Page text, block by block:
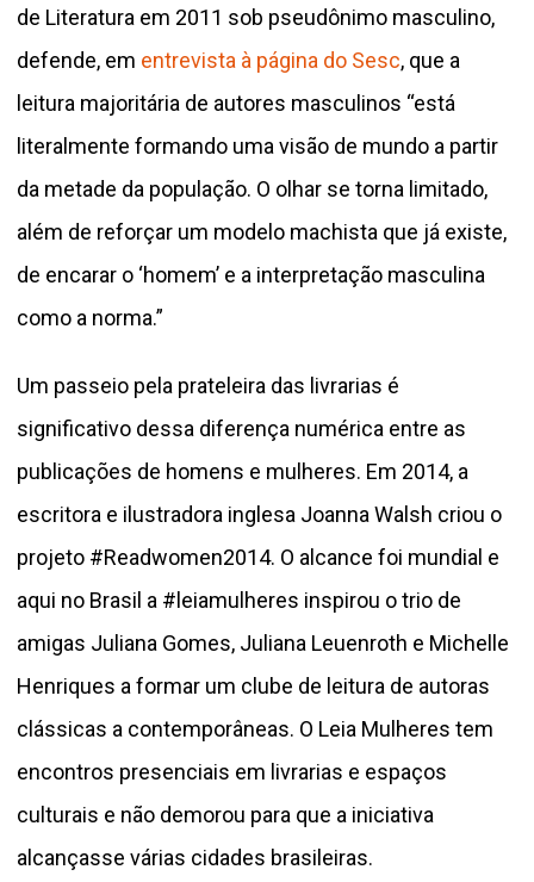
de Literatura em 2011 sob pseudônimo masculino,
defende, em entrevista à página do Sesc, que a
leitura majoritária de autores masculinos “está
literalmente formando uma visão de mundo a partir
da metade da população. O olhar se torna limitado,
além de reforçar um modelo machista que já existe,
de encarar o ‘homem’ e a interpretação masculina
como a norma.”
Um passeio pela prateleira das livrarias é
significativo dessa diferença numérica entre as
publicações de homens e mulheres. Em 2014, a
escritora e ilustradora inglesa Joanna Walsh criou o
projeto #Readwomen2014. O alcance foi mundial e
aqui no Brasil a #leiamulheres inspirou o trio de
amigas Juliana Gomes, Juliana Leuenroth e Michelle
Henriques a formar um clube de leitura de autoras
clássicas a contemporâneas. O Leia Mulheres tem
encontros presenciais em livrarias e espaços
culturais e não demorou para que a iniciativa
alcançasse várias cidades brasileiras.